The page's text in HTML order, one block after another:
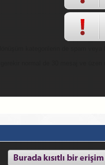
kategorilerin de spam
normal de 30 mesaj ve üzeri